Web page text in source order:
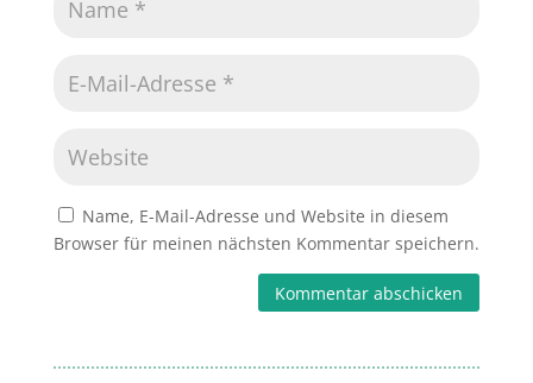
Name, E-Mail-Adresse und Website in diesem
Browser für meinen nächsten Kommentar speichern.
Kommentar abschicken